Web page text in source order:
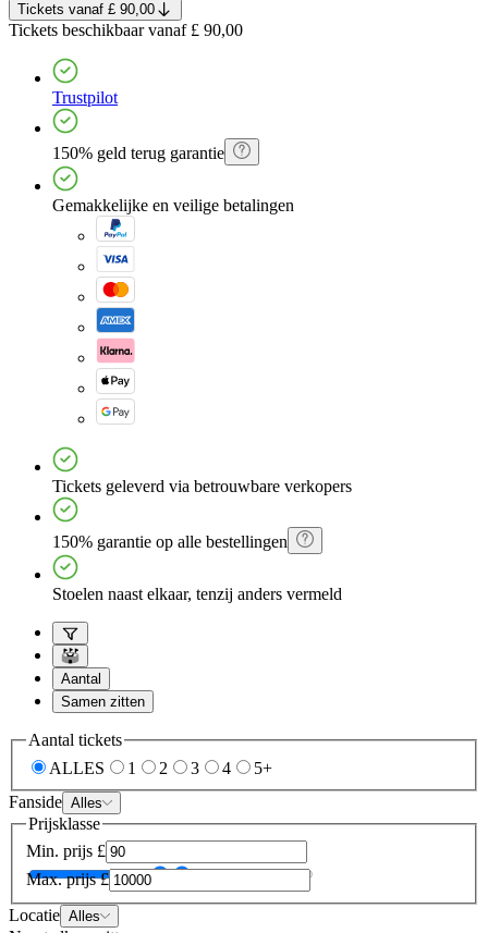
Tickets vanaf £ 90,00
Tickets beschikbaar vanaf £ 90,00
Trustpilot
150% geld terug garantie
Gemakkelijke en veilige betalingen
Tickets geleverd via betrouwbare verkopers
150% garantie op alle bestellingen
Stoelen naast elkaar, tenzij anders vermeld
Aantal
Samen zitten
Aantal tickets
ALLES
1 2 3 4
5+
Fanside Alles
Prijsklasse
Min. prijs £
Max. prijs £
Locatie Alles